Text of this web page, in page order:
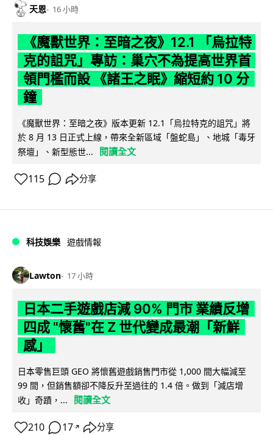
天恩 16 小時
《魔獸世界：至暗之夜》12.1 「烏拉特
克的詛咒」專訪：巢穴不為提高世界首
領門檻而設 《諸王之眠》縮短約 10 分
鐘
《魔獸世界：至暗之夜》版本更新 12.1「烏拉特克的詛咒」將
於 8 月 13 日正式上線，帶來全新區域「盤蛇島」、地城「毒牙
祭壇」、新型態世...
閱讀全文
115 分享
科技娛樂 遊戲情報
Lawton 17 小時
日本二手遊戲店減 90% 門市 業績反增
四成 "懷舊"在 Z 世代變成最潮「新鮮
感」
日本零售巨頭 GEO 將懷舊遊戲銷售門市從 1,000 間大幅減至
99 間，但銷售額卻不降反升至過往的 1.4 倍。做到「減店增
收」奇蹟，...
閱讀全文
210 17 ↗ 分享